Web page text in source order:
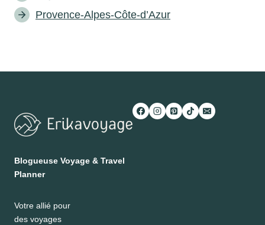
Provence-Alpes-Côte-d’Azur
Blogueuse Voyage & Travel
Planner
Votre allié pour
des voyages